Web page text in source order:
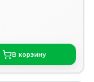
В корзину